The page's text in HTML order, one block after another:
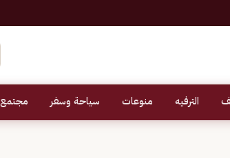
الترفيه منوعات سياحة وسفر مجتمع